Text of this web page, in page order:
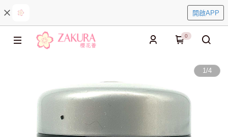
開啟APP
0
1/4